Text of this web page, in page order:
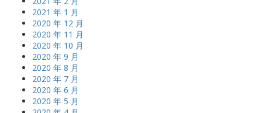
2021 年 1 月
2020 年 12 月
2020 年 11 月
2020 年 10 月
2020 年 9 月
2020 年 8 月
2020 年 7 月
2020 年 6 月
2020 年 5 月